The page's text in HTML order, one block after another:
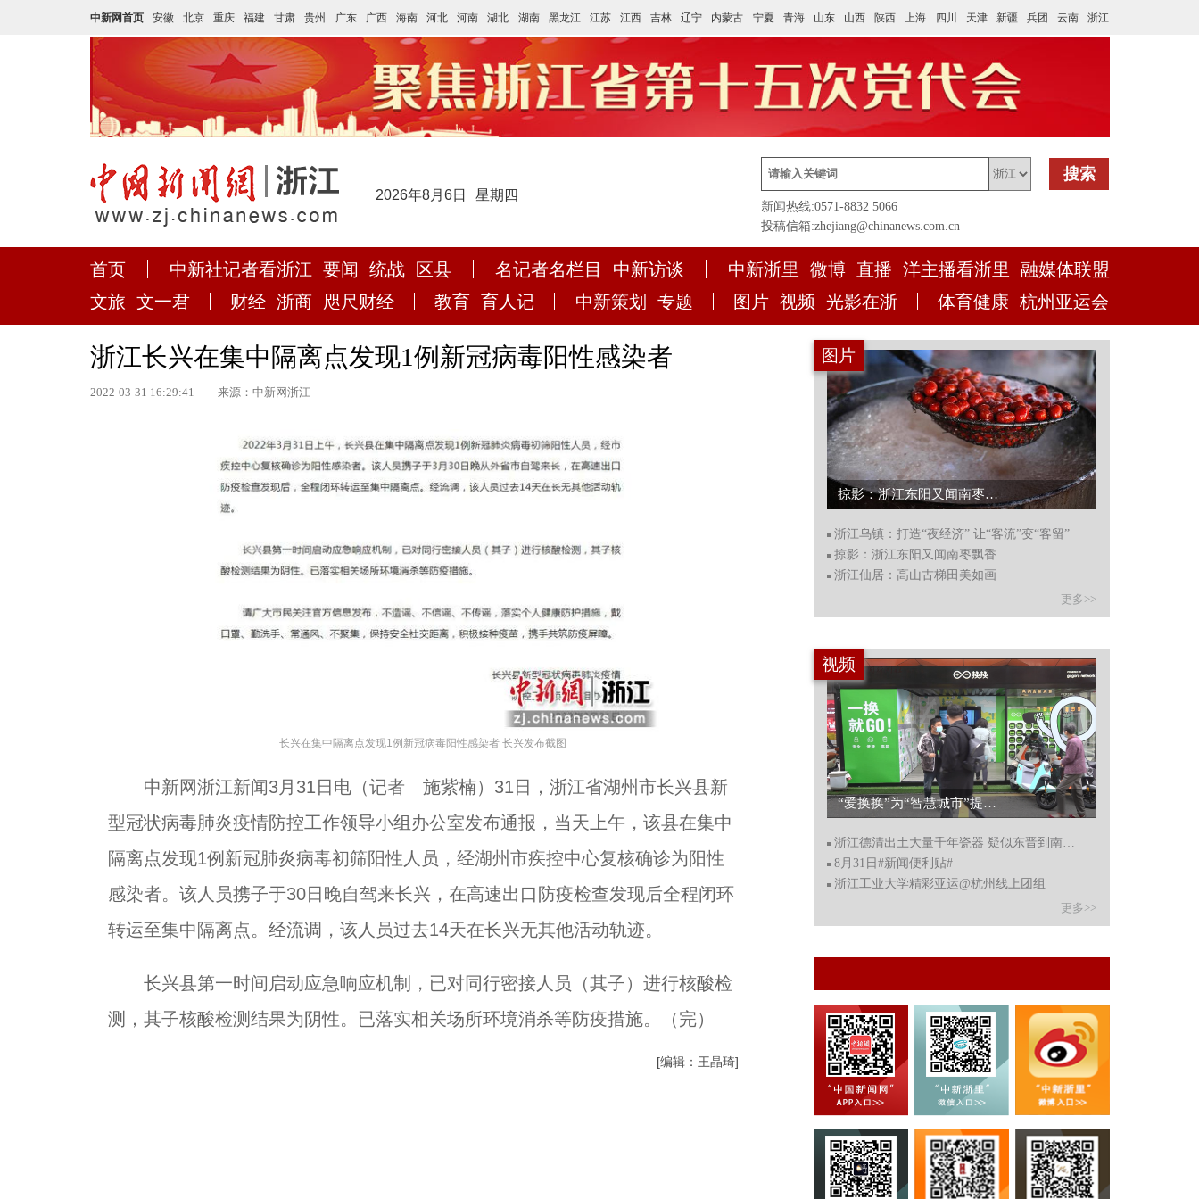
中新网首页 安徽 北京 重庆 福建 甘肃 贵州 广东 广西 海南 河北 河南 湖北 湖南 黑龙江 江苏 江西 吉林 辽宁 内蒙古 宁夏 青海 山东 山西 陕西 上海 四川 天津 新疆 兵团 云南 浙江
2026年8月6日 星期四
搜索
新闻热线:0571-8832 5066
投稿信箱:zhejiang@chinanews.com.cn
首页 中新社记者看浙江 要闻 统战 区县 名记者名栏目 中新访谈 中新浙里 微博 直播 洋主播看浙里
融媒体联盟
文旅 文一君 财经 浙商 咫尺财经 教育 育人记 中新策划 专题 图片 视频 光影在浙 体育健康 杭州亚运会
浙江长兴在集中隔离点发现1例新冠病毒阳性感染者
2022-03-31 16:29:41 来源：中新网浙江
长兴在集中隔离点发现1例新冠病毒阳性感染者 长兴发布截图
中新网浙江新闻3月31日电（记者 施紫楠）31日，浙江省湖州市长兴县新
型冠状病毒肺炎疫情防控工作领导小组办公室发布通报，当天上午，该县在集中
隔离点发现1例新冠肺炎病毒初筛阳性人员，经湖州市疾控中心复核确诊为阳性
感染者。该人员携子于30日晚自驾来长兴，在高速出口防疫检查发现后全程闭环
转运至集中隔离点。经流调，该人员过去14天在长兴无其他活动轨迹。
长兴县第一时间启动应急响应机制，已对同行密接人员（其子）进行核酸检
测，其子核酸检测结果为阴性。已落实相关场所环境消杀等防疫措施。（完）
[编辑：王晶琦]
图片
掠影：浙江东阳又闻南枣飘香...
浙江乌镇：打造“夜经济” 让“客流”变“客留”
掠影：浙江东阳又闻南枣飘香
浙江仙居：高山古梯田美如画
更多>>
视频
“爱换换”为“智慧城市”提供出行场景数字化嬗变 让绿色出行风潮吹向全国...
浙江德清出土大量千年瓷器 疑似东晋到南朝时期
8月31日#新闻便利贴#
浙江工业大学精彩亚运@杭州线上团组
更多>>